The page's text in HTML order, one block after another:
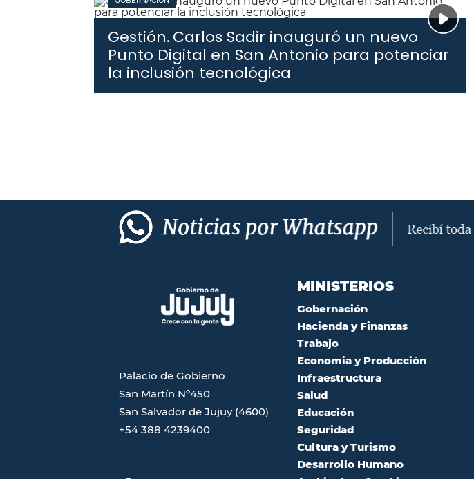
Gestión.Carlos Sadir inauguró un nuevo
Punto Digital en San Antonio para potenciar
la inclusión tecnológica
Palacio de Gobierno
San Martín Nº450
San Salvador de Jujuy (4600)
+54 388 4239400
MINISTERIOS
Gobernación
Hacienda y Finanzas
Trabajo
Economia y Producción
Infraestructura
Salud
Educación
Seguridad
Cultura y Turismo
Desarrollo Humano